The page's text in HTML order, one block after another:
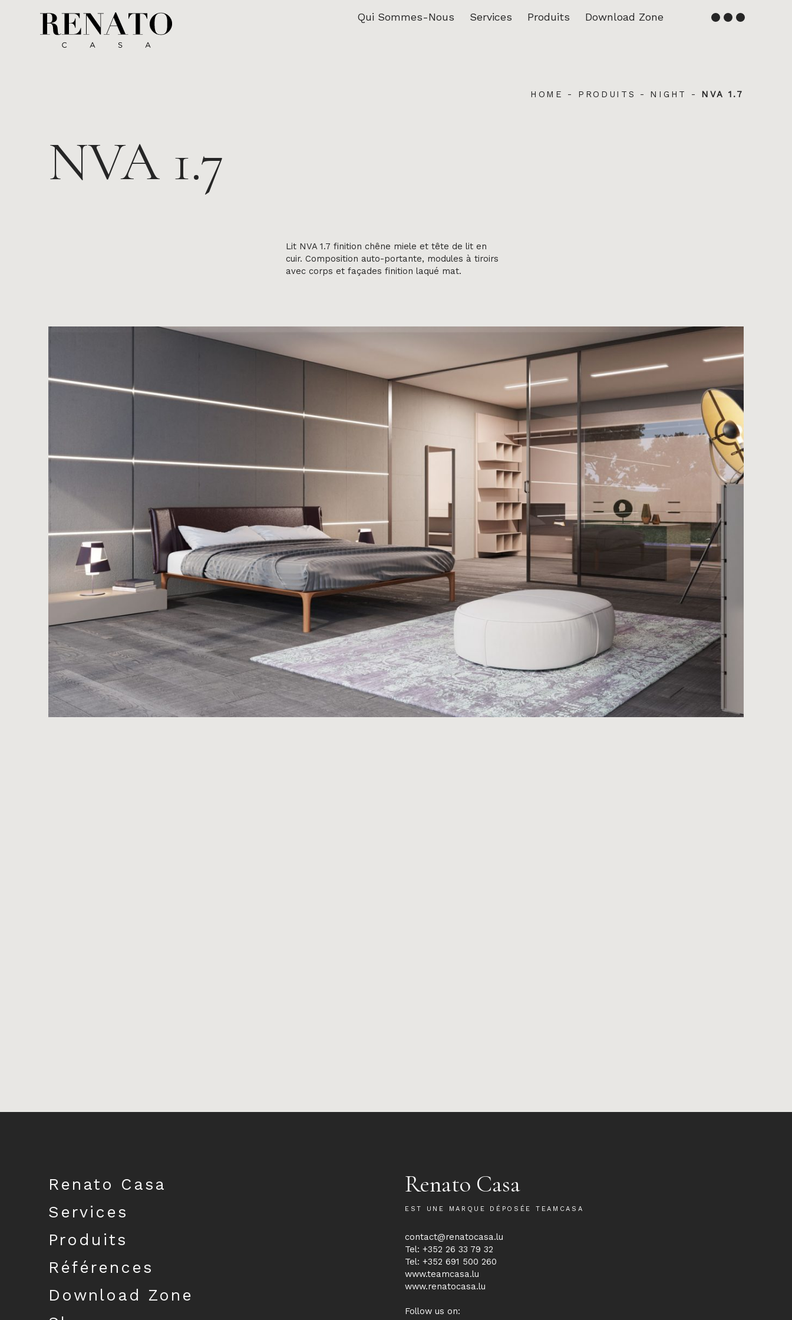
Qui Sommes-Nous Services Produits Download Zone
HOME - PRODUITS - NIGHT - NVA 1.7
NVA 1.7
Lit NVA 1.7 finition chêne miele et tête de lit en
cuir. Composition auto-portante, modules à tiroirs
avec corps et façades finition laqué mat.
Renato Casa
Services
Produits
Références
Download Zone
Renato Casa
EST UNE MARQUE DÉPOSÉE TEAMCASA
contact@renatocasa.lu
Tel: +352 26 33 79 32
Tel: +352 691 500 260
www.teamcasa.lu
www.renatocasa.lu
Follow us on: